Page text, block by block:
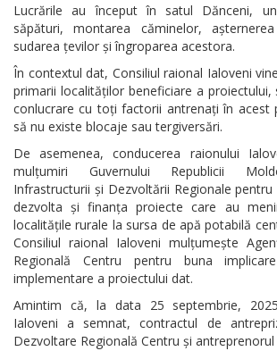
Lucrările au început în satul Dănceni,
săpături, montarea căminelor,
sudarea țevilor și îngroparea acestora.
În contextul dat, Consiliul raional Ialoveni
primarii localităților beneficiare a proiectului,
conlucrare cu toți factorii antrenați în acest
să nu existe blocaje sau tergiversări.
De asemenea, conducerea raionului
mulțumiri Guvernului Republicii
Infrastructurii și Dezvoltării Regionale
dezvolta și finanța proiecte care au
localitățile rurale la sursa de apă potabilă
Consiliul raional Ialoveni mulțumește
Regională Centru pentru buna
implementare a proiectului dat.
Amintim că, la data 25 septembrie,
Ialoveni a semnat, contractul de
Dezvoltare Regională Centru și antreprenorul